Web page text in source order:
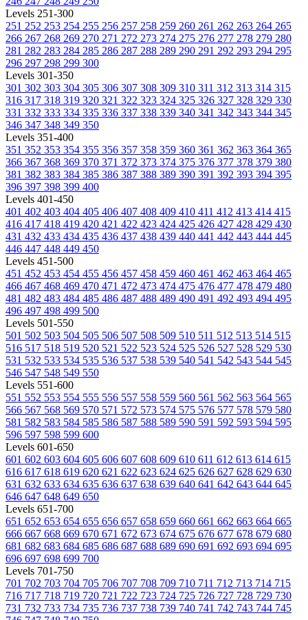
Levels 251-300
251 252 253 254 255 256 257 258 259 260 261 262 263 264 265
266 267 268 269 270 271 272 273 274 275 276 277 278 279 280
281 282 283 284 285 286 287 288 289 290 291 292 293 294 295
296 297 298 299 300
Levels 301-350
301 302 303 304 305 306 307 308 309 310 311 312 313 314 315
316 317 318 319 320 321 322 323 324 325 326 327 328 329 330
331 332 333 334 335 336 337 338 339 340 341 342 343 344 345
346 347 348 349 350
Levels 351-400
351 352 353 354 355 356 357 358 359 360 361 362 363 364 365
366 367 368 369 370 371 372 373 374 375 376 377 378 379 380
381 382 383 384 385 386 387 388 389 390 391 392 393 394 395
396 397 398 399 400
Levels 401-450
401 402 403 404 405 406 407 408 409 410 411 412 413 414 415
416 417 418 419 420 421 422 423 424 425 426 427 428 429 430
431 432 433 434 435 436 437 438 439 440 441 442 443 444 445
446 447 448 449 450
Levels 451-500
451 452 453 454 455 456 457 458 459 460 461 462 463 464 465
466 467 468 469 470 471 472 473 474 475 476 477 478 479 480
481 482 483 484 485 486 487 488 489 490 491 492 493 494 495
496 497 498 499 500
Levels 501-550
501 502 503 504 505 506 507 508 509 510 511 512 513 514 515
516 517 518 519 520 521 522 523 524 525 526 527 528 529 530
531 532 533 534 535 536 537 538 539 540 541 542 543 544 545
546 547 548 549 550
Levels 551-600
551 552 553 554 555 556 557 558 559 560 561 562 563 564 565
566 567 568 569 570 571 572 573 574 575 576 577 578 579 580
581 582 583 584 585 586 587 588 589 590 591 592 593 594 595
596 597 598 599 600
Levels 601-650
601 602 603 604 605 606 607 608 609 610 611 612 613 614 615
616 617 618 619 620 621 622 623 624 625 626 627 628 629 630
631 632 633 634 635 636 637 638 639 640 641 642 643 644 645
646 647 648 649 650
Levels 651-700
651 652 653 654 655 656 657 658 659 660 661 662 663 664 665
666 667 668 669 670 671 672 673 674 675 676 677 678 679 680
681 682 683 684 685 686 687 688 689 690 691 692 693 694 695
696 697 698 699 700
Levels 701-750
701 702 703 704 705 706 707 708 709 710 711 712 713 714 715
716 717 718 719 720 721 722 723 724 725 726 727 728 729 730
731 732 733 734 735 736 737 738 739 740 741 742 743 744 745